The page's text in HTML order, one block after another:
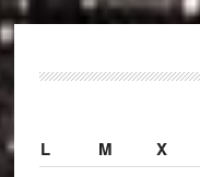
L M X